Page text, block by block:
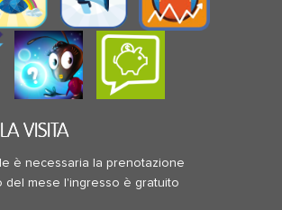
VISITA
è necessaria la prenotazione
del mese l'ingresso è gratuito